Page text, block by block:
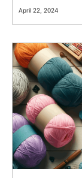
April 22, 2024